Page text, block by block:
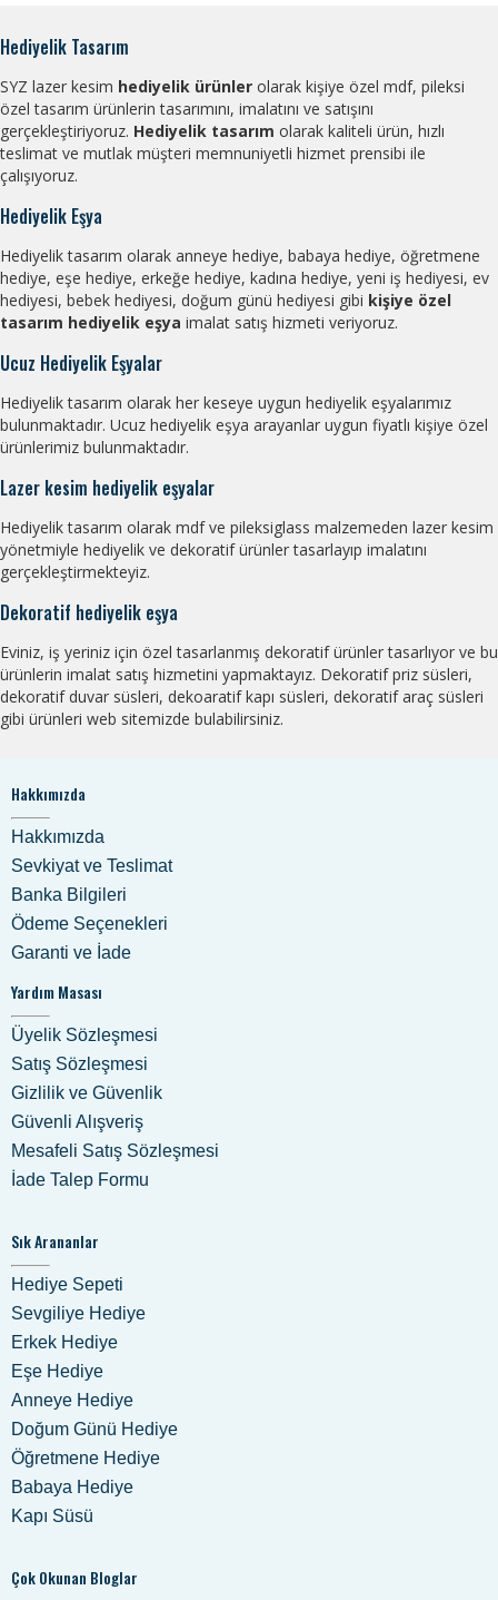
Pleksiglass
%3
₺515,10 ₺500,00
Sipariş Ver
%2 ₺410,10₺400,00
Sipariş Ver
Hediyelik Tasarım
SYZ lazer kesimhediyelik ürünler
özel tasarım ürünlerin tasarımını, imalatını ve satışını
gerçekleştiriyoruz. Hediyelik tasarım
teslimat ve mutlak müşteri memnuniyetli hizmet prensibi ile
çalışıyoruz.
Hediyelik Eşya
Hediyelik tasarım olarak anneye hediye, babaya hediye, öğretmene
hediye, eşe hediye, erkeğe hediye, kadına hediye, yeni iş hediyesi, ev
hediyesi, bebek hediyesi, doğum günü hediyesi gibikişiye özel
tasarım hediyelik eşyaimalat satış hizmeti veriyoruz.
Ucuz Hediyelik Eşyalar
bulunmaktadır. Ucuz hediyelik eşya arayanlar uygun fiyatlı kişiye özel
ürünlerimiz bulunmaktadır.
Lazer kesim hediyelik eşyalar
Hediyelik tasarım olarak mdf ve pileksiglass malzemeden lazer kesim
yönetmiyle hediyelik ve dekoratif ürünler tasarlayıp imalatını
gerçekleştirmekteyiz.
Dekoratif hediyelik eşya
Eviniz, iş yeriniz için özel tasarlanmış dekoratif ürünler tasarlıyor ve bu
ürünlerin imalat satış hizmetini yapmaktayız. Dekoratif priz süsleri,
dekoratif duvar süsleri, dekoaratif kapı süsleri, dekoratif araç süsleri
gibi ürünleri web sitemizde bulabilirsiniz.
Hakkımızda
Sevkiyat ve Teslimat
Banka Bilgileri
Ödeme Seçenekleri
Garanti ve İade
Yardım Masası
Üyelik Sözleşmesi
Satış Sözleşmesi
Gizlilik ve Güvenlik
Güvenli Alışveriş
Mesafeli Satış Sözleşmesi